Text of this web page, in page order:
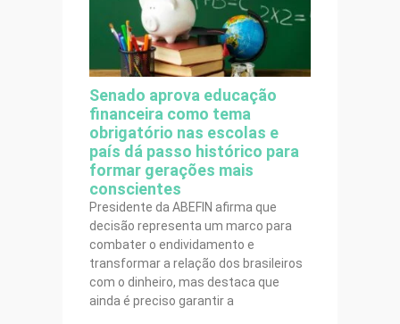
Senado aprova educação
financeira como tema
obrigatório nas escolas e
país dá passo histórico para
formar gerações mais
conscientes
Presidente da ABEFIN afirma que
decisão representa um marco para
combater o endividamento e
transformar a relação dos brasileiros
com o dinheiro, mas destaca que
ainda é preciso garantir a